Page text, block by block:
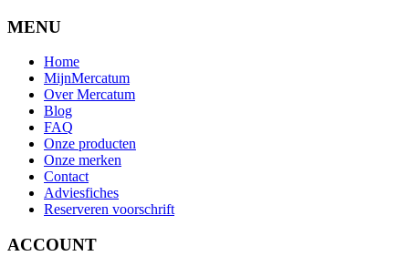
MENU
Home
MijnMercatum
Over Mercatum
Blog
FAQ
Onze producten
Onze merken
Contact
Adviesfiches
Reserveren voorschrift
ACCOUNT